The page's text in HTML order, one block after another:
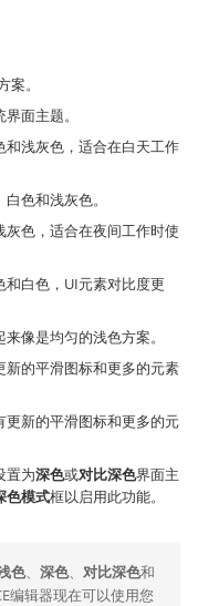
。
面主题。
浅灰色，适合在白天工作
色和浅灰色。
色，适合在夜间工作时使
白色，UI元素对比度更
像是均匀的浅色方案。
的平滑图标和更多的元素
新的平滑图标和更多的元
置为深色或对比深色界面主
色模式框以启用此功能。
色、 深色、 对比深色和
编辑器现在可以使用您